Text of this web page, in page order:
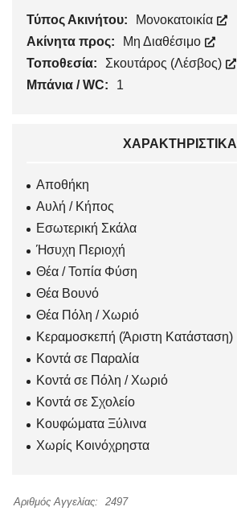
Τύπος Ακινήτου:
Μονοκατοικία
Ακίνητα προς:
Μη Διαθέσιμο
Τοποθεσία:
Σκουτάρος (Λέσβος)
Μπάνια / WC:
1
ΧΑΡΑΚΤΗΡΙΣΤΙΚΆ
Αποθήκη
Αυλή / Κήπος
Εσωτερική Σκάλα
Ήσυχη Περιοχή
Θέα / Τοπία Φύση
Θέα Βουνό
Θέα Πόλη / Χωριό
Κεραμοσκεπή (Άριστη Κατάσταση)
Κοντά σε Παραλία
Κοντά σε Πόλη / Χωριό
Κοντά σε Σχολείο
Κουφώματα Ξύλινα
Χωρίς Κοινόχρηστα
Αριθμός Αγγελίας:
2497